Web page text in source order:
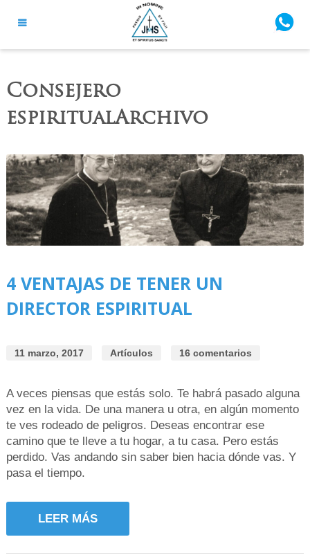
Consejero
espiritualArchivo
4 VENTAJAS DE TENER UN
DIRECTOR ESPIRITUAL
11 marzo, 2017 Artículos 16 comentarios
A veces piensas que estás solo. Te habrá pasado alguna
vez en la vida. De una manera u otra, en algún momento
te ves rodeado de peligros. Deseas encontrar ese
camino que te lleve a tu hogar, a tu casa. Pero estás
perdido. Vas andando sin saber bien hacia dónde vas. Y
pasa el tiempo.
LEER MÁS